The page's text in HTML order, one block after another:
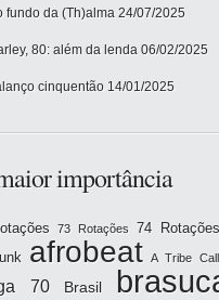
fundo da (Th)alma 24/07/2025
80: além da lenda 06/02/2025
cinquentão 14/01/2025
importância
73 Rotações 74 Rotações
afrobeat A Tribe
70 Brasil